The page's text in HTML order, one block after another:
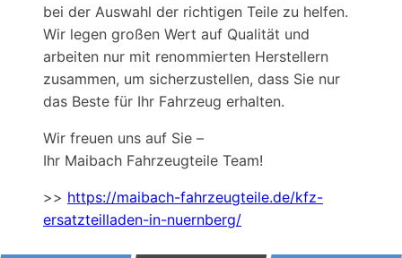
bei der Auswahl der richtigen Teile zu helfen.
Wir legen großen Wert auf Qualität und
arbeiten nur mit renommierten Herstellern
zusammen, um sicherzustellen, dass Sie nur
das Beste für Ihr Fahrzeug erhalten.
Wir freuen uns auf Sie –
Ihr Maibach Fahrzeugteile Team!
>> https://maibach-fahrzeugteile.de/kfz-
ersatzteilladen-in-nuernberg/